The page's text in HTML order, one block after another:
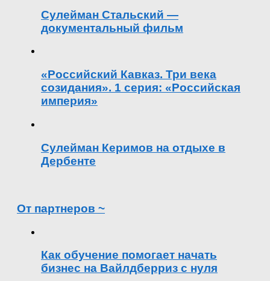
Сулейман Стальский —
документальный фильм
«Российский Кавказ. Три века
созидания». 1 серия: «Российская
империя»
Сулейман Керимов на отдыхе в
Дербенте
От партнеров ~
Как обучение помогает начать
бизнес на Вайлдберриз с нуля